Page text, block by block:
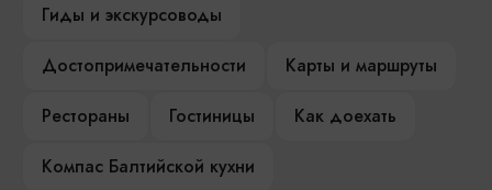
Гиды и экскурсоводы
Достопримечательности
Карты и маршруты
Рестораны
Гостиницы
Как доехать
Компас Балтийской кухни